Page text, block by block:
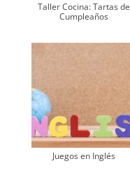
Taller Cocina: Tartas de
Cumpleaños
Juegos en Inglés